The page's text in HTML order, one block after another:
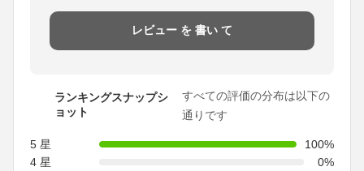
レビュー を 書い て
ランキングスナップシ
ョット
すべての評価の分布は以下の
通りです
5 星
100%
4 星
0%